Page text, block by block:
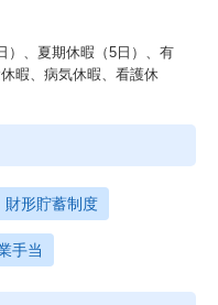
）、夏期休暇（5⽇）、有
暇、病気休暇、看護休
財形貯蓄制度
手当